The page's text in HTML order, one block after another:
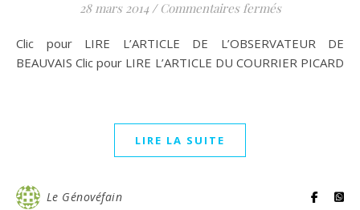
28 mars 2014 / Commentaires ferméssur Lu dans
Clic pour LIRE L’ARTICLE DE L’OBSERVATEUR DE
BEAUVAIS Clic pour LIRE L’ARTICLE DU COURRIER PICARD
LIRE LA SUITE
Le Génovéfain